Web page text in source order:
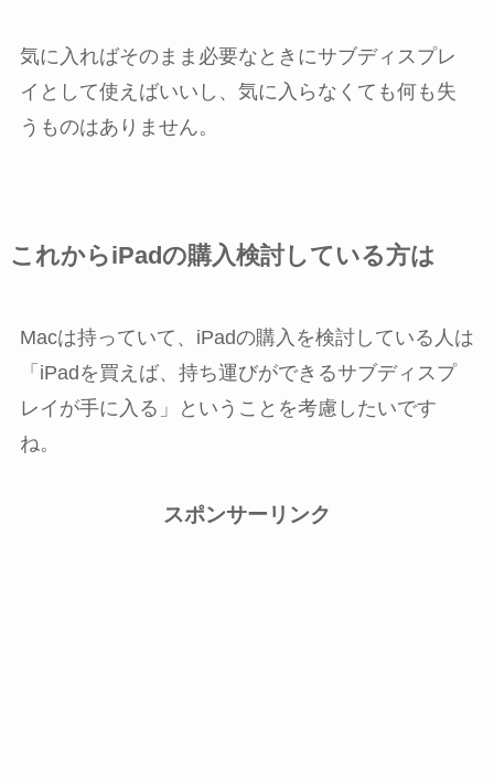
気に入ればそのまま必要なときにサブディスプレ
イとして使えばいいし、気に入らなくても何も失
うものはありません。
これからiPadの購入検討している方は
Macは持っていて、iPadの購入を検討している人は
「iPadを買えば、持ち運びができるサブディスプ
レイが手に入る」ということを考慮したいです
ね。
スポンサーリンク